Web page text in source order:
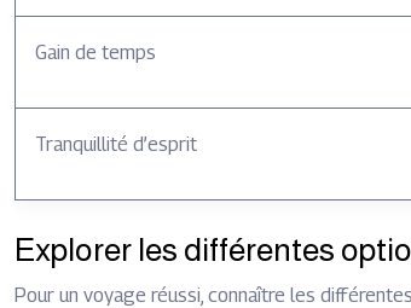
Gain de temps
Tranquillité d’esprit
Explorer les différentes
Pour un voyage réussi, connaître les